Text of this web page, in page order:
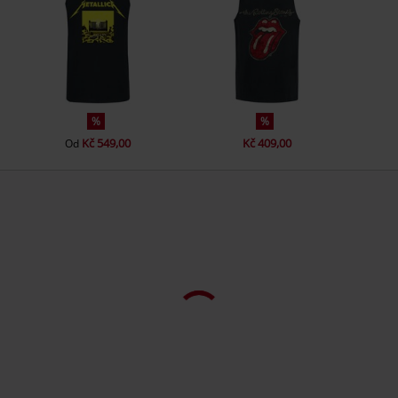
www.fruitoftheloom.eu
%
Od Kč 549,00
%
Kč 409,00